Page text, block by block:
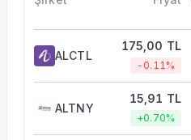
ALCTL
175,00 TL
-0.11%
ALTNY
15,91 TL
+0.70%